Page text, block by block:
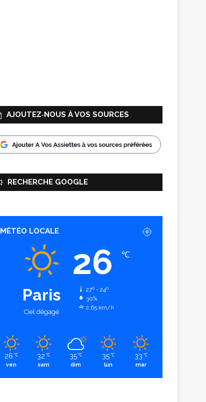
AJOUTEZ‑NOUS À VOS SOURCES
RECHERCHE GOOGLE
MÉTÉO LOCALE
Paris
Ciel dégagé
26 ℃
27º - 24º
30%
2.65 km/h
26 ℃
ven
32 ℃
sam
35 ℃
dim
35 ℃
lun
33 ℃
mar